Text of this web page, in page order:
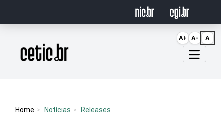
Página inicial
Home Notícias
Releases
A+ A- A